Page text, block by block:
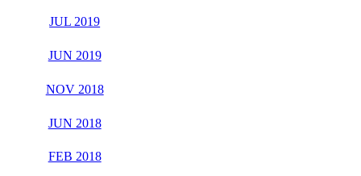
JUL 2019
JUN 2019
NOV 2018
JUN 2018
FEB 2018